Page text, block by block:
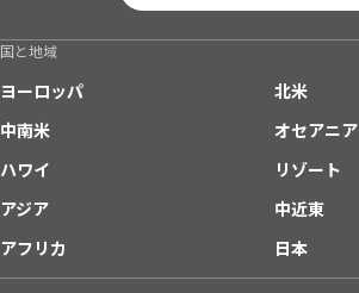
国と地域
ヨーロッパ
北米
中南米
オセアニア
ハワイ
リゾート
アジア
中近東
アフリカ
日本